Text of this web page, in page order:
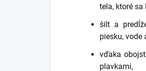
tela, ktoré
šilt a
piesku, vode
vďaka
plavkami,